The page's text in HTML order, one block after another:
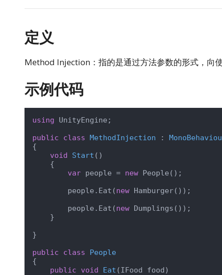
定义
Method Injection：指的是通过方法参数的形式，向
示例代码
using UnityEngine;
public
class MethodInjection :
{
void
Start ( )
    {
var people = new People();
        people.Eat(
new Hamburger());
        people.Eat(
new Dumplings());
    }
}
public
class
People
{
public
void Eat (IFood food)